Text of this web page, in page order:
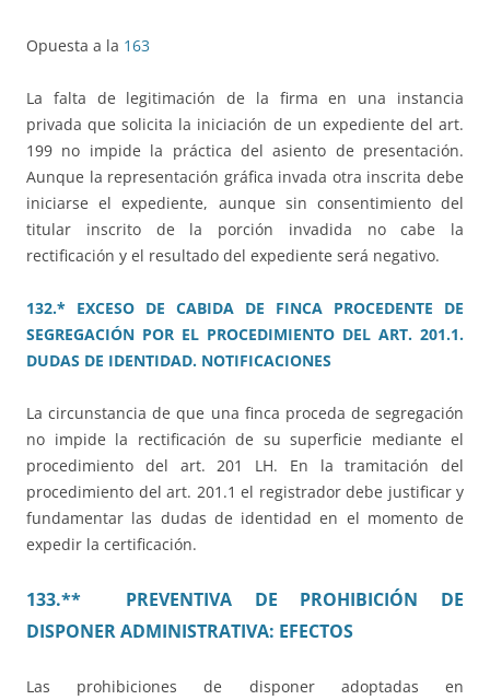
Opuesta a la 163
La falta de legitimación de la firma en una instancia
privada que solicita la iniciación de un expediente del art.
199 no impide la práctica del asiento de presentación.
Aunque la representación gráfica invada otra inscrita debe
iniciarse el expediente, aunque sin consentimiento del
titular inscrito de la porción invadida no cabe la
rectificación y el resultado del expediente será negativo.
132.* EXCESO DE CABIDA DE FINCA PROCEDENTE DE
SEGREGACIÓN POR EL PROCEDIMIENTO DEL ART. 201.1.
DUDAS DE IDENTIDAD. NOTIFICACIONES
La circunstancia de que una finca proceda de segregación
no impide la rectificación de su superficie mediante el
procedimiento del art. 201 LH. En la tramitación del
procedimiento del art. 201.1 el registrador debe justificar y
fundamentar las dudas de identidad en el momento de
expedir la certificación.
133.** PREVENTIVA DE PROHIBICIÓN DE
DISPONER ADMINISTRATIVA: EFECTOS
Las prohibiciones de disponer adoptadas en